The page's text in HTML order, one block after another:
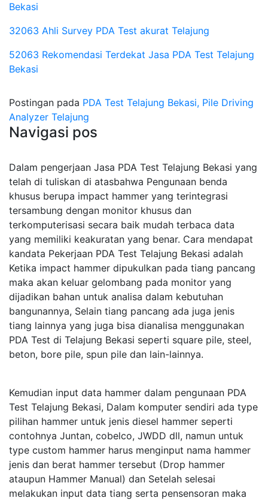
Bekasi
32063 Ahli Survey PDA Test akurat Telajung
52063 Rekomendasi Terdekat Jasa PDA Test Telajung
Bekasi
Postingan pada PDA Test Telajung Bekasi, Pile Driving
Analyzer Telajung
Navigasi pos
Dalam pengerjaan Jasa PDA Test Telajung Bekasi yang
telah di tuliskan di atasbahwa Pengunaan benda
khusus berupa impact hammer yang terintegrasi
tersambung dengan monitor khusus dan
terkomputerisasi secara baik mudah terbaca data
yang memiliki keakuratan yang benar. Cara mendapat
kandata Pekerjaan PDA Test Telajung Bekasi adalah
Ketika impact hammer dipukulkan pada tiang pancang
maka akan keluar gelombang pada monitor yang
dijadikan bahan untuk analisa dalam kebutuhan
bangunannya, Selain tiang pancang ada juga jenis
tiang lainnya yang juga bisa dianalisa menggunakan
PDA Test di Telajung Bekasi seperti square pile, steel,
beton, bore pile, spun pile dan lain-lainnya.
Kemudian input data hammer dalam pengunaan PDA
Test Telajung Bekasi, Dalam komputer sendiri ada type
pilihan hammer untuk jenis diesel hammer seperti
contohnya Juntan, cobelco, JWDD dll, namun untuk
type custom hammer harus menginput nama hammer
jenis dan berat hammer tersebut (Drop hammer
ataupun Hammer Manual) dan Setelah selesai
melakukan input data tiang serta pensensoran maka